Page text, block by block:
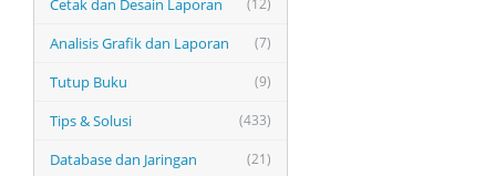
(12)
Cetak dan Desain Laporan
(7)
Analisis Grafik dan Laporan
(9)
Tutup Buku
(433)
Tips & Solusi
(21)
Database dan Jaringan